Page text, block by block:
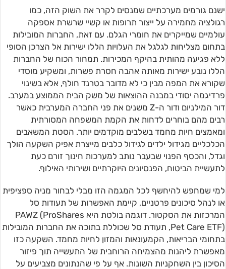
ישנם גורמים מערכתיים שמנסים לקרר את השוק הזה, כמו
רגולציה מחמירה על ייצור תרופות או קשיי שרשרת אספקה
עולמיים שמייקרים את חומרי הגלם. עם זאת, החברות המובילות
בתחום מצליחות לגלגל את העלויות הללו ישירות אל הצרכן הסופי
ללא פגיעה מהותית בהיקף המכירות. תמחור הכוח של החברות
הללו נובע ישירות מאותה אהבה חסרת פשרות, ומשקיע מוסדי
שקורא את המפה מבין כי לא מדובר בטרנד חולף, אלא בשינוי
פרדיגמה יסודי במבנה ההוצאות של משק הבית הממוצע במערב.
דור המילניום ודור ה-Z משנים את פני החברה המערבית כאשר
רבים מהם בוחרים לדחות את הקמת המשפחה המסורתית
ומאמצים חיות מחמד בשלבים מוקדמים יותר. הסטת המשאבים
הכלכליים מגידול ילדים לגידול כלבים מייצרת אפיק השקעה הולך
וגדל, והכסף הפנוי שבעבר נותב למערכות חינוך זורם כעת
לתעשיית הביטוח, הפנסיונים היוקרתיים ושירותי האילוף.
למי שמחפש להיחשף לכל המגמה הזו מבלי לבחור מניה ספציפית
או לנהל סיכונים פרטניים, קיימת האפשרות של תעודות סל
המרכזות את הסקטור. דוגמה בולטת היא PAWZ (ProShares
Pet Care ETF), תעודת סל שכוללת בתוכה את החברות המובילות
בתחומי הבריאות, הקמעונאות והמזון לחיות מחמד. השקעה כזו
מאפשרת ליהנות מהצמיחה הרוחבית של התעשייה תוך פיזור
הסיכון בין השחקניות השונות. אף על פי שהנתונים מצביעים על